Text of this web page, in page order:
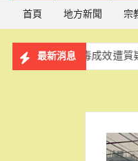
首頁 地方新聞 宗
最新消息
校園反毒成效遭質疑 國民黨